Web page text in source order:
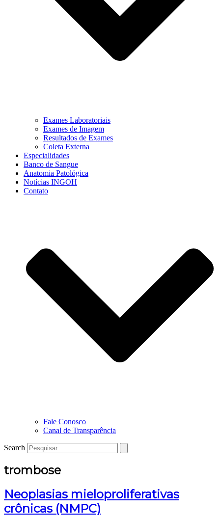
Exames Laboratoriais
Exames de Imagem
Resultados de Exames
Coleta Externa
Especialidades
Banco de Sangue
Anatomia Patológica
Notícias INGOH
Contato
Fale Conosco
Canal de Transparência
Search
trombose
Neoplasias mieloproliferativas
crônicas (NMPC)